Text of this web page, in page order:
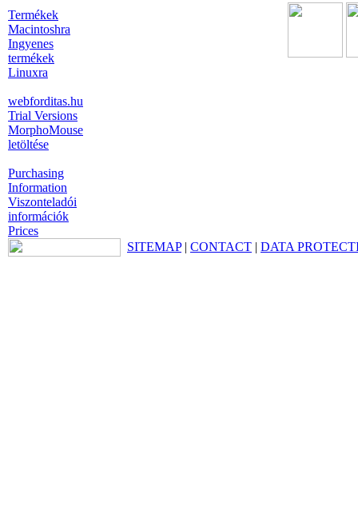
Termékek
Macintoshra
Ingyenes
termékek
Linuxra
webforditas.hu
Trial Versions
MorphoMouse
letöltése
Purchasing
Information
Viszonteladói
információk
Prices
SITEMAP| CONTACT | DATA